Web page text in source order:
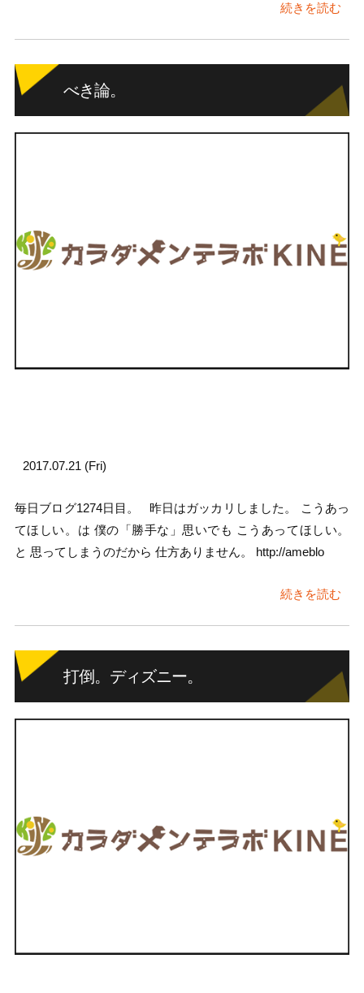
続きを読む
べき論。
2017.07.21 (Fri)
毎日ブログ1274日目。 昨日はガッカリしました。 こうあっ
てほしい。は 僕の「勝手な」思いでも こうあってほしい。
と 思ってしまうのだから 仕方ありません。 http://ameblo
続きを読む
打倒。ディズニー。